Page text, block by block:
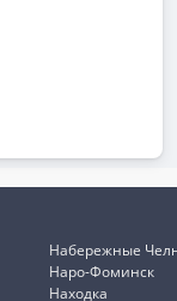
Набережные
Наро-Фоминск
Находка